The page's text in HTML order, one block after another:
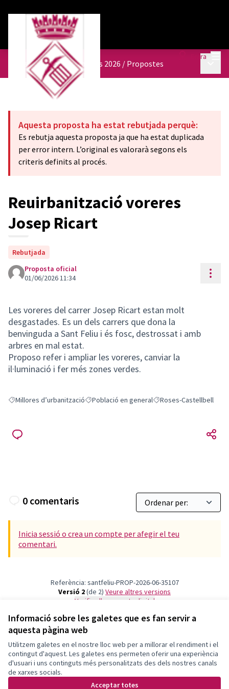
Informació sobre les galetes que es fan servir a
aquesta pàgina web
Utilitzem galetes en el nostre lloc web per a millorar el rendiment i el
contingut d'aquest. Les galetes ens permeten oferir una experiència
d'usuari i uns continguts més personalitzats des dels nostres canals
de xarxes socials.
Acceptar totes
Entra
Pressupostos participatius 2026 / Propostes
Aquesta proposta ha estat rebutjada perquè:
Es rebutja aquesta proposta ja que ha estat duplicada
per error intern. L’original es valorarà segons els
criteris definits al procés.
Reuirbanització voreres
Josep Ricart
Rebutjada
Proposta oficial
01/06/2026 11:34
Les voreres del carrer Josep Ricart estan molt
desgastades. Es un dels carrers que dona la
benvinguda a Sant Feliu i és fosc, destrossat i amb
arbres en mal estat.
Proposo refer i ampliar les voreres, canviar la
il·luminació i fer més zones verdes.
Resultats en filtrar per: Millores d’urbanització
Millores d’urbanitzacióResultats en filtrar per: Població en general
Població en generalResultats en filtrar per:
Roses-Castellbell
0 comentaris
Inicia sessió o crea un compte per afegir el teu
comentari.
Referència: santfeliu-PROP-2026-06-35107
Versió 2(de 2)
veure altres versions
Verifica l'empremta digital
Termes i condicions d'ús
Configuració de les galetes
Decidim Sant Feliu a X
(Enllaç extern)
Decidim Sant Feliu a Facebook
(Enllaç extern)
Decidim Sant Feliu a Instagram
(Enllaç extern)
Decidim Sant Feliu a YouTube
(Enllaç extern)
Triar la llenguaElegir el idioma